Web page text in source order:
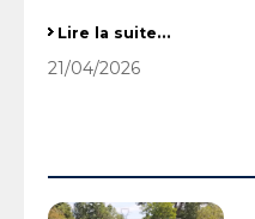
SEMAINE CULTURELLE
Lire la suite…
21/04/2026